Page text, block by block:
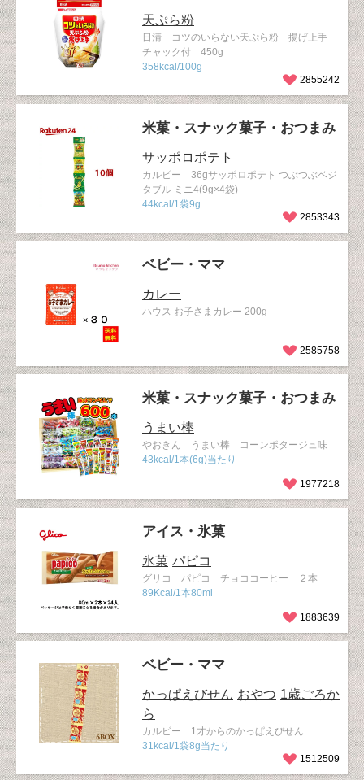
天ぷら粉
日清 コツのいらない天ぷら粉 揚げ上手
チャック付 450g
358kcal/100g
2855242
米菓・スナック菓子・おつまみ
サッポロポテト
カルビー 36gサッポロポテト つぶつぶベジ
タブル ミニ4(9g×4袋)
44kcal/1袋9g
2853343
ベビー・ママ
カレー
ハウス お子さまカレー 200g
2585758
米菓・スナック菓子・おつまみ
うまい棒
やおきん うまい棒 コーンポタージュ味
43kcal/1本(6g)当たり
1977218
アイス・氷菓
氷菓 パピコ
グリコ パピコ チョココーヒー ２本
89Kcal/1本80ml
1883639
ベビー・ママ
かっぱえびせん おやつ 1歳ごろか
ら
カルビー 1才からのかっぱえびせん
31kcal/1袋8g当たり
1512509